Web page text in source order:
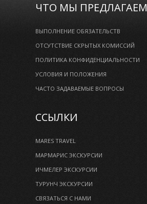
ЧТО МЫ ПРЕДЛАГАЕМ
ВЫПОЛНЕНИЕ ОБЯЗАТЕЛЬСТВ
ОТСУТСТВИЕ СКРЫТЫХ КОМИССИЙ
ПОЛИТИКА КОНФИДЕНЦИАЛЬНОСТИ
УСЛОВИЯ И ПОЛОЖЕНИЯ
ЧАСТО ЗАДАВАЕМЫЕ ВОПРОСЫ
ССЫЛКИ
MARES TRAVEL
МАРМАРИС ЭКСКУРСИИ
ИЧМЕЛЕР ЭКСКУРСИИ
ТУРУНЧ ЭКСКУРСИИ
СВЯЗАТЬСЯ С НАМИ